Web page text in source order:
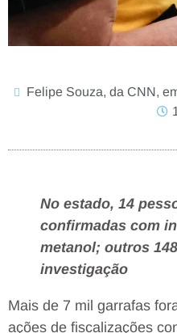
Felipe Souza, da CNN,
No estado, 14
confirmadas com
metanol; outros
investigação
Mais de 7 mil garrafas
ações de fiscalizações